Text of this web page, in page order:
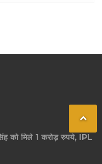
को मिले 1 करोड़ रुपये, IPL